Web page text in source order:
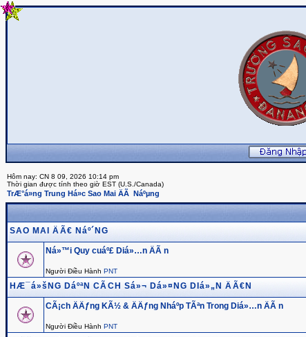
Hôm nay: CN 8 09, 2026 10:14 pm
Thời gian được tính theo giờ EST (U.S./Canada)
TrÆ°á»ng Trung Há»c Sao Mai ÄÃ Náºµng
SAO MAI ÄÃ€ Náº´NG
Ná»™i Quy cuáº£ Diá»…n ÄÃ n
Người Điều Hành PNT
HÆ¯á»šNG DáºªN CÃCH Sá»¬ Dá»¤NG DIá»„N ÄÃ€N
CÃ¡ch ÄÄƒng KÃ½ & ÄÄƒng Nháº­p TÃªn Trong Diá»…n ÄÃ n
Người Điều Hành PNT